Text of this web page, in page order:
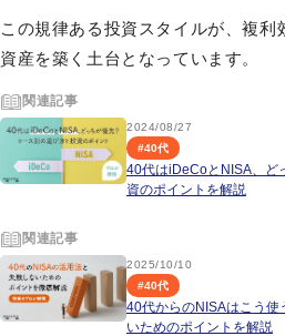
この規律ある投資スタイルが、複利
資産を築く土台となっています。
関連記事
2024/08/27
#40代
40代はiDeCoとNISA、ど
資のポイントを解説
関連記事
2025/10/10
#40代
40代からのNISAはこう使
いためのポイントを解説